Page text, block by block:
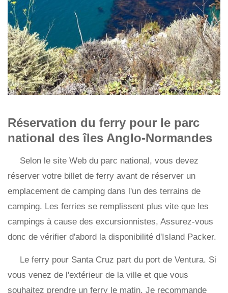
Réservation du ferry pour le parc
national des îles Anglo-Normandes
Selon le site Web du parc national, vous devez
réserver votre billet de ferry avant de réserver un
emplacement de camping dans l'un des terrains de
camping. Les ferries se remplissent plus vite que les
campings à cause des excursionnistes, Assurez-vous
donc de vérifier d'abord la disponibilité d'Island Packer.
Le ferry pour Santa Cruz part du port de Ventura. Si
vous venez de l'extérieur de la ville et que vous
souhaitez prendre un ferry le matin, Je recommande